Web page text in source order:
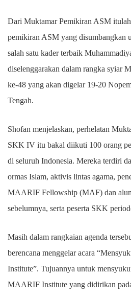
Dari Muktamar Pemikiran ASM
pemikiran ASM yang disumbangkan
salah satu kader terbaik
diselenggarakan dalam rangka syiar
ke-48 yang akan digelar 19-20
Tengah.
Shofan menjelaskan, perhelatan
SKK IV itu bakal diikuti 100 orang
di seluruh Indonesia. Mereka terdiri
ormas Islam, aktivis lintas agama,
MAARIF Fellowship (MAF) dan
sebelumnya, serta peserta SKK
Masih dalam rangkaian agenda
berencana menggelar acara
Institute”. Tujuannya untuk
MAARIF Institute yang didirikan